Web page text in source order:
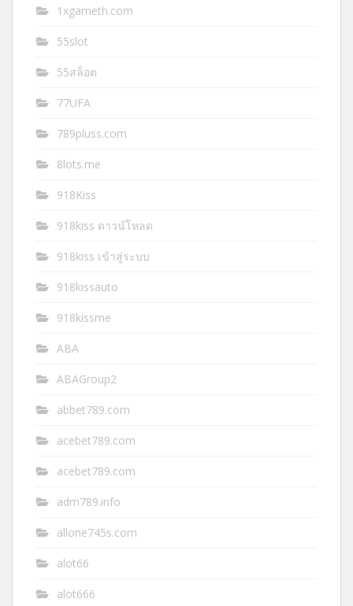
1xgameth.com
55slot
55สล็อต
77UFA
789pluss.com
8lots.me
918Kiss
918kiss ดาวน์โหลด
918kiss เข้าสู่ระบบ
918kissauto
918kissme
ABA
ABAGroup2
abbet789.com
acebet789.com
acebet789.com
adm789.info
allone745s.com
alot66
alot666